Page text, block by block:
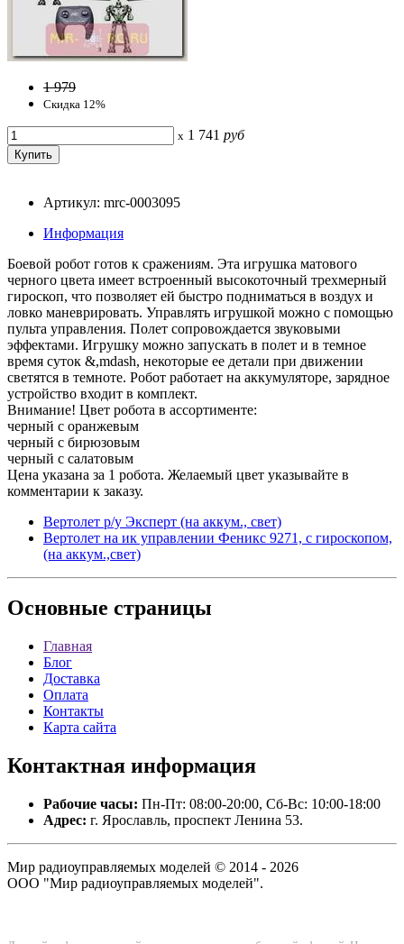
1 979
Скидка 12%
x 1 741 руб
Артикул: mrc-0003095
Информация
Боевой робот готов к сражениям. Эта игрушка матового
черного цвета имеет встроенный высокоточный трехмерный
гироскоп, что позволяет ей быстро подниматься в воздух и
ловко маневрировать. Управлять игрушкой можно с помощью
пульта управления. Полет сопровождается звуковыми
эффектами. Игрушку можно запускать в полет и в темное
время суток &,mdash, некоторые ее детали при движении
светятся в темноте. Робот работает на аккумуляторе, зарядное
устройство входит в комплект.
Внимание! Цвет робота в ассортименте:
черный с оранжевым
черный с бирюзовым
черный с салатовым
Цена указана за 1 робота. Желаемый цвет указывайте в
комментарии к заказу.
Вертолет р/у Эксперт (на аккум., свет)
Вертолет на ик управлении Феникс 9271, с гироскопом,
(на аккум.,свет)
Основные страницы
Главная
Блог
Доставка
Оплата
Контакты
Карта сайта
Контактная информация
Рабочие часы: Пн-Пт: 08:00-20:00, Сб-Вс: 10:00-18:00
Адрес: г. Ярославль, проспект Ленина 53.
Мир радиоуправляемых моделей © 2014 - 2026
ООО "Мир радиоуправляемых моделей".